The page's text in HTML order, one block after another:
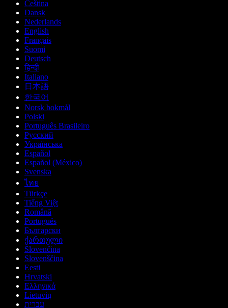
Čeština
Dansk
Nederlands
English
Français
Suomi
Deutsch
हिन्दी
Italiano
日本語
한국어
Norsk bokmål
Polski
Português Brasileiro
Русский
Українська
Español
Español (México)
Svenska
ไทย
Türkçe
Tiếng Việt
Română
Português
Български
ქართული
Slovenčina
Slovenščina
Eesti
Hrvatski
Ελληνικά
Lietuvių
עברית